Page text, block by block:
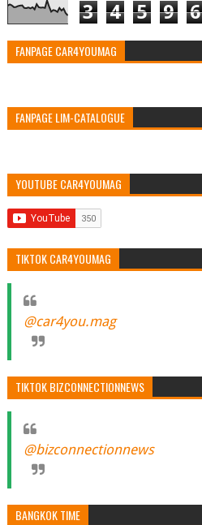
3 4 5 9 6
FANPAGE CAR4YOUMAG
FANPAGE LIM-CATALOGUE
YOUTUBE CAR4YOUMAG
TIKTOK CAR4YOUMAG
@car4you.mag
TIKTOK BIZCONNECTIONNEWS
@bizconnectionnews
BANGKOK TIME